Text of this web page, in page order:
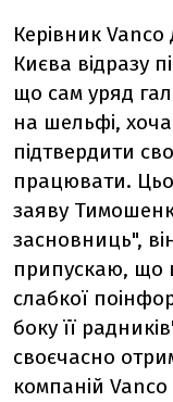
Керівник
Києва відразу
що сам уряд
на шельфі,
підтвердити
працювати.
заяву
засновниць",
припускаю, що
слабкої
боку її
своєчасно
компаній